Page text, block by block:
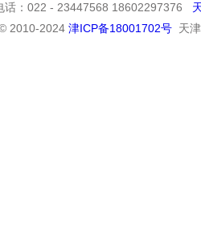
话：022 - 23447568 18602297376
2010-2024 津ICP备18001702号 天